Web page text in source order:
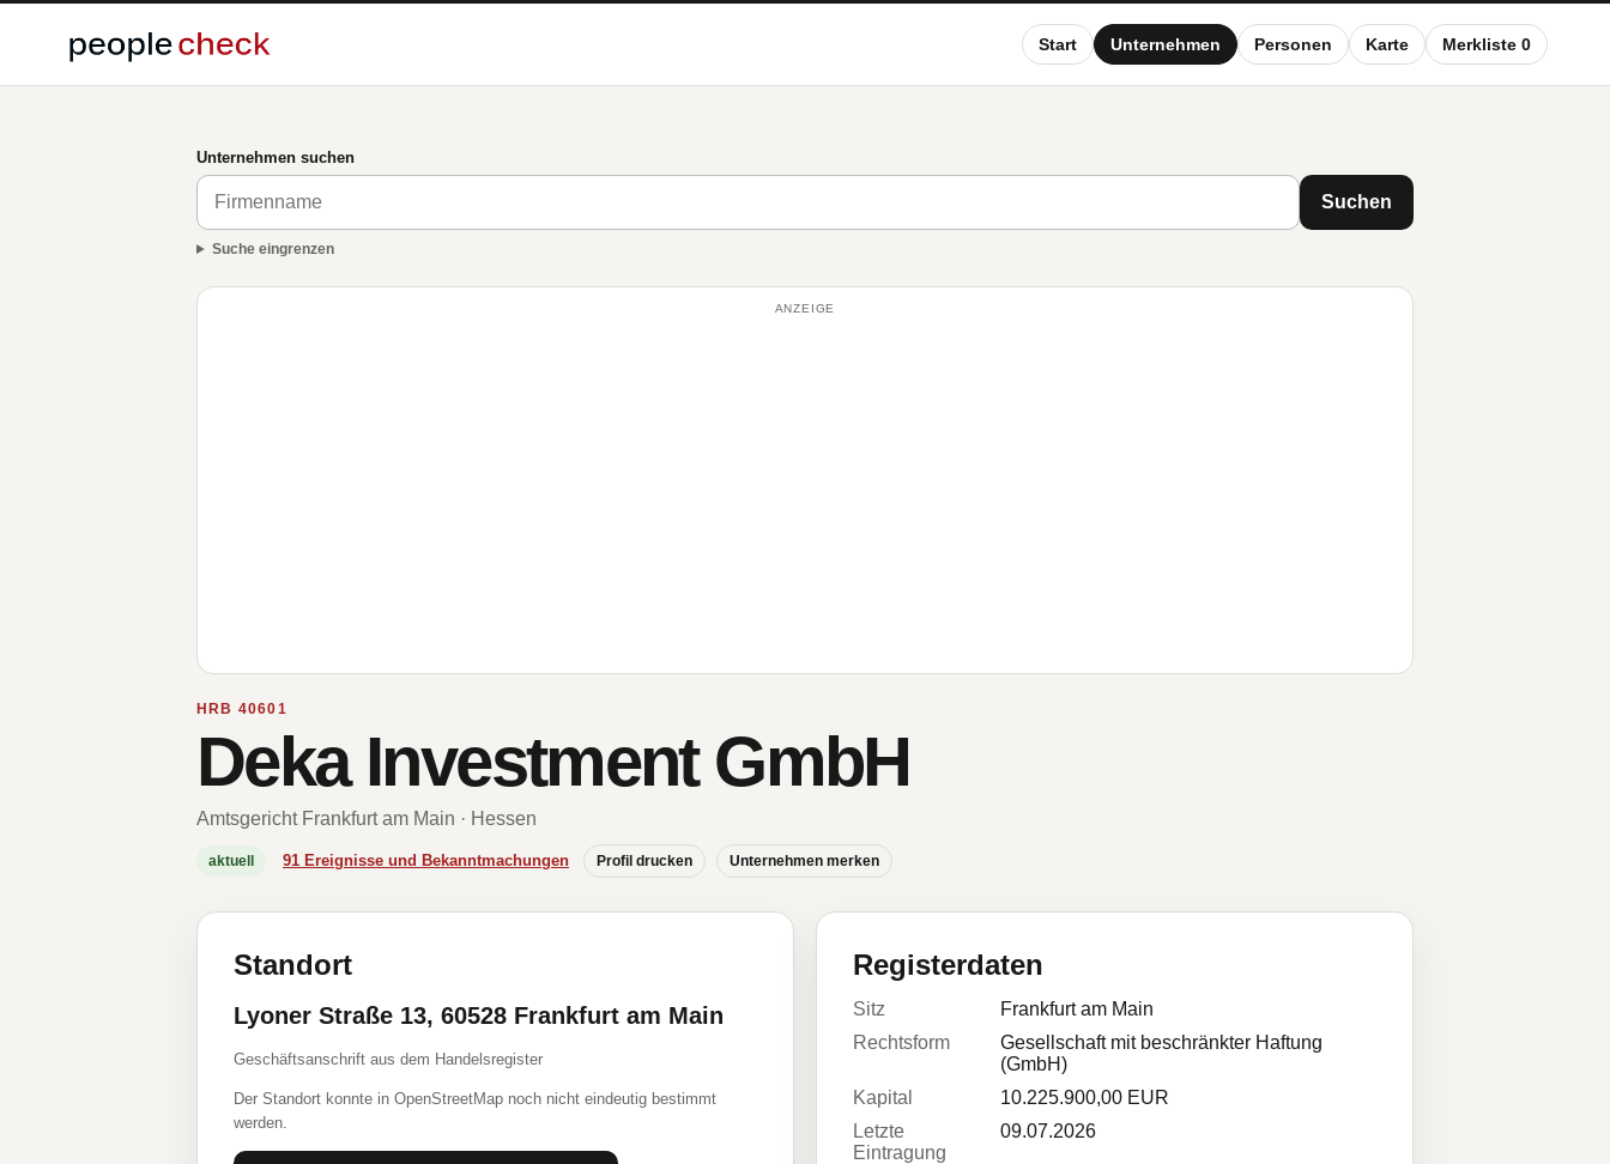
Start Unternehmen Personen Karte Merkliste 0
Unternehmen suchen
Suchen
Suche eingrenzen
ANZEIGE
HRB 40601
Deka Investment GmbH
Amtsgericht Frankfurt am Main · Hessen
aktuell 91 Ereignisse und Bekanntmachungen Profil drucken Unternehmen merken
Standort
Lyoner Straße 13, 60528 Frankfurt am Main
Geschäftsanschrift aus dem Handelsregister
Der Standort konnte in OpenStreetMap noch nicht eindeutig bestimmt
werden.
Registerdaten
Sitz
Frankfurt am Main
Rechtsform
Gesellschaft mit beschränkter Haftung
(GmbH)
Kapital
10.225.900,00 EUR
Letzte
Eintragung
09.07.2026